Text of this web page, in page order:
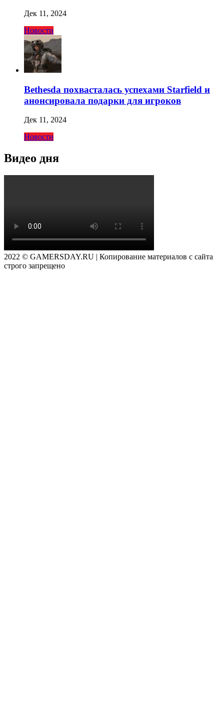
Дек 11, 2024
Новости
Bethesda похвасталась успехами Starfield и
анонсировала подарки для игроков
Дек 11, 2024
Новости
Видео дня
2022 © GAMERSDAY.RU | Копирование материалов с сайта
строго запрещено